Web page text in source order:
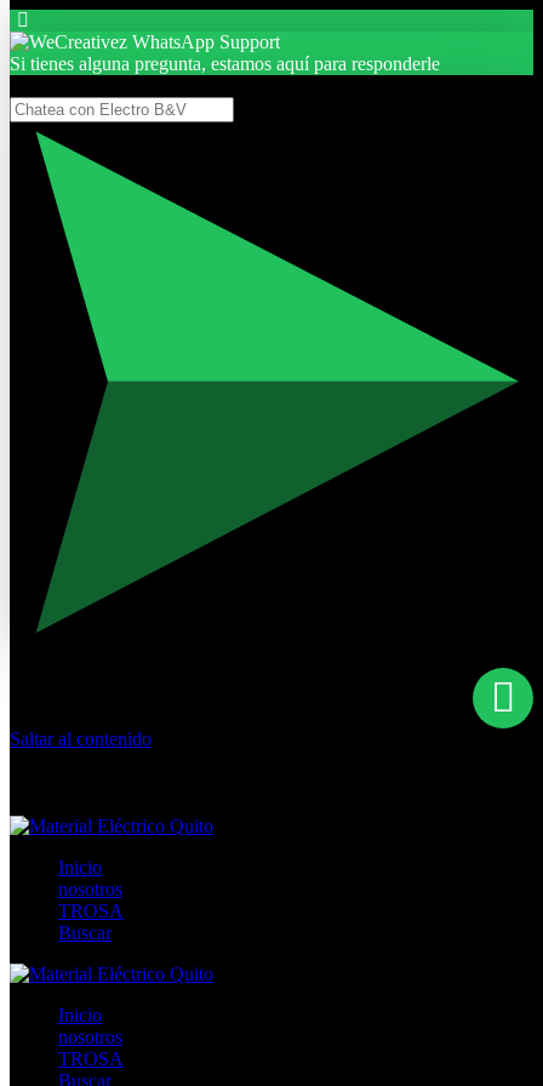
Si tienes alguna pregunta, estamos aquí para responderle
Saltar al contenido
Inicio
nosotros
TROSA
Buscar
Inicio
nosotros
TROSA
Buscar